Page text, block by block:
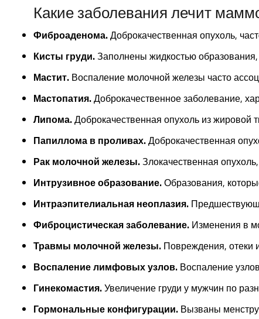
Какие заболевания лечит
Фиброаденома.Доброкачественная опухоль,
Кисты груди.Заполнены жидкостью
Мастит. Воспаление молочной железы часто
Мастопатия.Доброкачественное заболевание,
Липома.Доброкачественная опухоль из жировой
Папиллома в проливах.Доброкачественная
Рак молочной железы.Злокачественная
Интрузивное образование.Образования,
Интраэпителиальная неоплазия.
Фиброцистическая заболевание. Изменения в
Травмы молочной железы. Повреждения, отеки
Воспаление лимфовых узлов. Воспаление
Гинекомастия.Увеличение груди у мужчин по
Гормональные конфигурации. Вызваны